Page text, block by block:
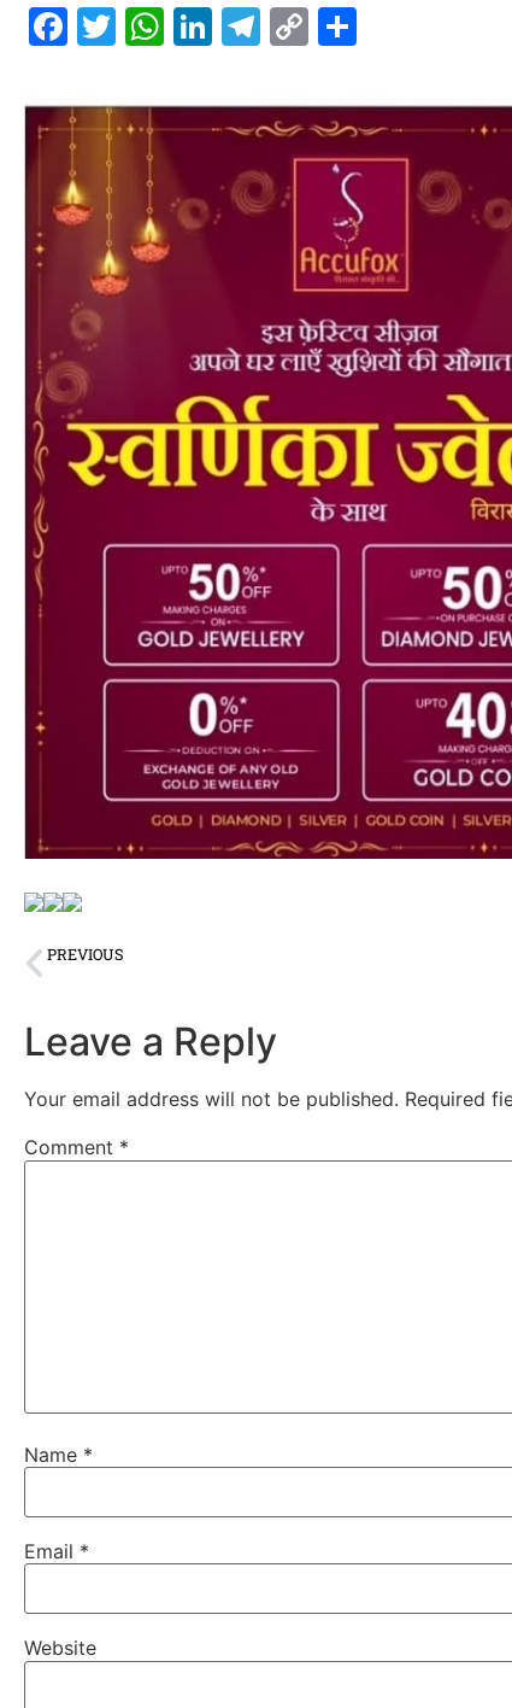
Facebook
Twitter
WhatsApp
LinkedIn
Telegram
Copy
PREVIOUS
Leave a Reply
Your email address will not be published. Required
Comment *
Name *
Email *
Website